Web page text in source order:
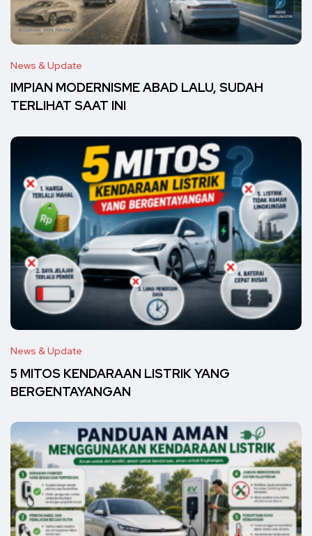
News & Update
IMPIAN MODERNISME ABAD LALU, SUDAH
TERLIHAT SAAT INI
News & Update
5 MITOS KENDARAAN LISTRIK YANG
BERGENTAYANGAN